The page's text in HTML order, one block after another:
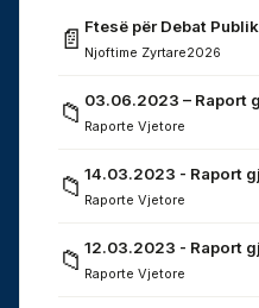
📄 Ftesë për Debat Publik
Njoftime Zyrtare2026
📁 03.06.2023 – Raport
Raporte Vjetore
📁 14.03.2023 - Raport
Raporte Vjetore
📁 12.03.2023 - Raport
Raporte Vjetore